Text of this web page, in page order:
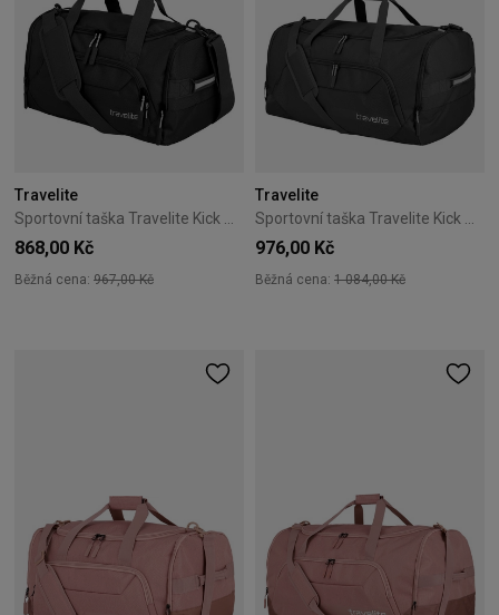
Travelite
Sportovní taška Travelite Kick Off M černá
868,00 Kč
Běžná cena: 967,00 Kč
Travelite
Sportovní taška Travelite Kick Off L černá
976,00 Kč
Běžná cena: 1 084,00 Kč